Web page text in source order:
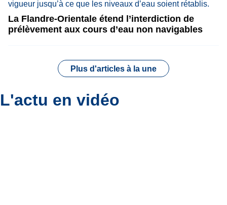
La Flandre-Orientale étend l’interdiction de
prélèvement aux cours d’eau non navigables
Plus d'articles à la une
L'actu en vidéo